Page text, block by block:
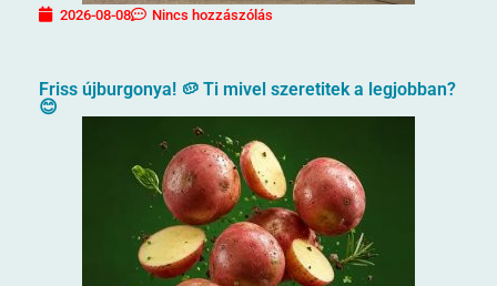
2026-08-08 Nincs hozzászólás
Friss újburgonya! 🥔 Ti mivel szeretitek a legjobban?
😊